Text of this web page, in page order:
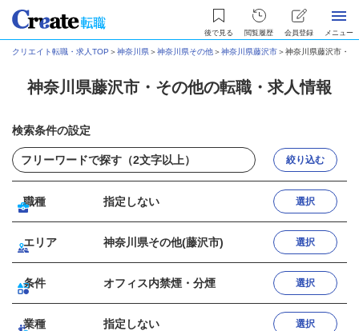
後で見る 閲覧履歴 会員登録 メニュー
クリエイト転職・求人TOP ＞神奈川県＞神奈川県その他＞神奈川県藤沢市＞神奈川県藤沢市・
神奈川県藤沢市・その他の転職・求人情報
検索条件の設定
絞り込む
職種 指定しない 選択
エリア 神奈川県その他(藤沢市) 選択
条件 オフィス内禁煙・分煙 選択
業種 指定しない 選択